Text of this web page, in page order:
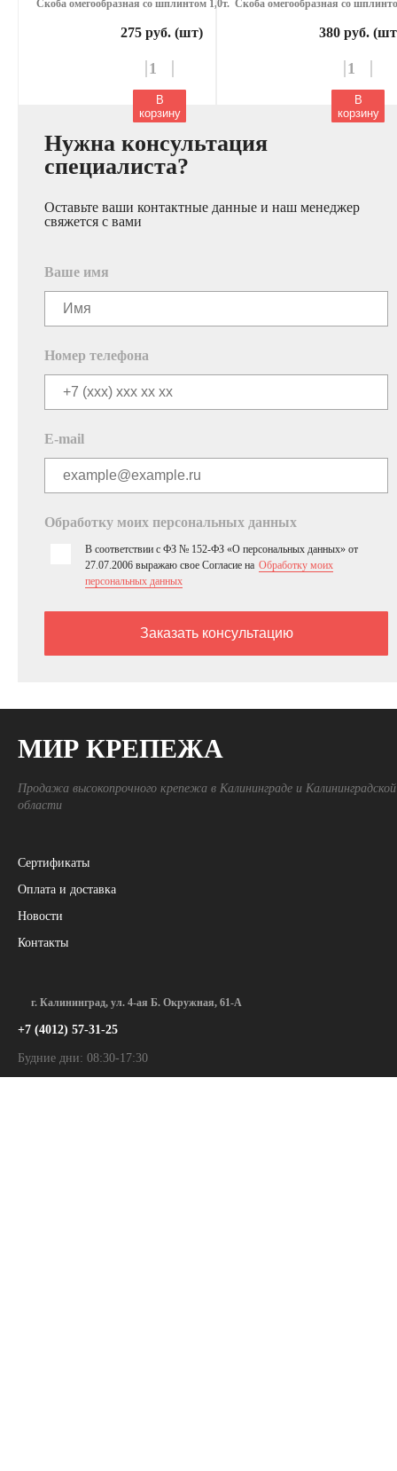
Скоба омегообразная со шплинтом 1,0т.
275 руб. (шт)
В
корзину
Скоба омегообразная со
380 руб.
В
корзину
Нужна консультация
специалиста?
Оставьте ваши контактные данные и наш менеджер
свяжется с вами
Ваше имя
Номер телефона
E-mail
Обработку моих персональных данных
В соответствии с ФЗ № 152-ФЗ «О персональных данных» от
27.07.2006 выражаю свое Согласие на Обработку моих
персональных данных
МИР КРЕПЕЖА
Продажа высокопрочного крепежа в Калининграде и Калининградской
области
Сертификаты
Оплата и доставка
Новости
Контакты
г. Калининград, ул. 4-ая Б. Окружная, 61-А
+7 (4012) 57-31-25
Будние дни: 08:30-17:30